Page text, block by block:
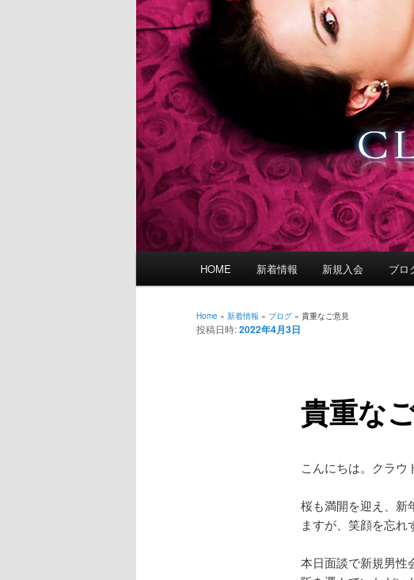
HOME 新着情報 新規入会 ブロ
Home » 新着情報 » ブログ » 貴重なご意見
貴重な
投稿日時:2022年4月3日
こんにちは。クラウ
桜も満開を迎え、新
ますが、笑顔を忘れ
本日面談で新規男性